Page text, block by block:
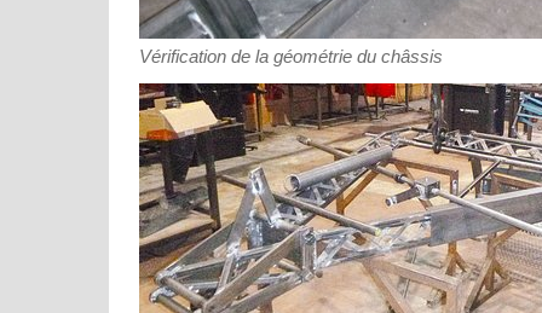
Vérification de la géométrie du châssis